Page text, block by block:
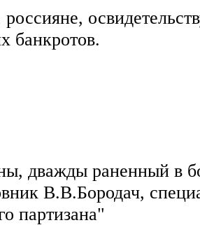
банкротов.
дважды раненный в
В.В.Бородач,
партизана"